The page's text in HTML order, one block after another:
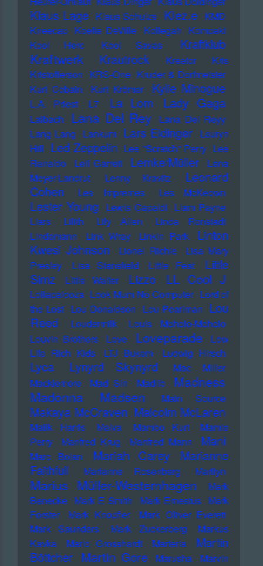
Klaus Lage Klaus Schulze Klez.e KMD
Kneecap Koefte DeVille Kollegah Kompakt
Kool Herc
Kool Savas Kraftklub
Kraftwerk Krautrock Kreator
Kris
Kristofferson KRS-One Kruder & Dorfmeister
Kurt Cobain
Kurt Krömer Kylie Minogue
L.A. Priest L7 La Lom Lady Gaga
Laibach Lana Del Rey
Lana Del Reyy
Lang Lang Lankum Lars Eidinger Lauryn
Hill Led Zeppelin Lee "Scratch" Perry Lee
Ranaldo
Leif Garrett Lemke/Müller
Lena
Meyer-Landrut
Lenny Kravitz
Leonard
Cohen
Les Impremes Les McKeown
Lester Young Lewis Capaldi Liam Payne
Liars
Lilith Lily Allen
Linda Ronstadt
Lindemann
Link Wray Linkin Park
Linton
Kwesi Johnson
Lionel Richie
Lisa Mary
Presley
Lisa Stansfield Little Feat
Little
Simz
Little Walter Lizzo LL Cool J
Lollapalooza Look Mum No Computer Lord of
the Lost Lou Donaldson Lou Pearlman Lou
Reed
Loudermilk
Louis Moholo-Moholo
Louvin Brothers
Love Loveparade
Low
Life Rich Kids
LTJ Bukem Ludwig Hirsch
Lyca Lynyrd Skynyrd
Mac Miller
Macklemore
Mad Sin Madlib
Madness
Madonna
Madsen Main Source
Makaya McCraven Malcolm McLaren
Malik Harris Malva Mambo Kurt
Mamie
Perry
Manfred Krug Manfred Mann Mani
Marc Bolan Mariah Carey
Marianne
Faithfull
Marianne Rosenberg Marilyn
Marius Müller-Westernhagen
Mark
Benecke Mark E Smith Mark Ernestus Mark
Forster
Mark Knopfler
Mark Oliver Everett
Mark Saunders
Mark Zuckerberg
Markus
Kavka
Marlo Grosshardt Marteria
Martin
Böttcher Martin Gore Marusha
Marvin